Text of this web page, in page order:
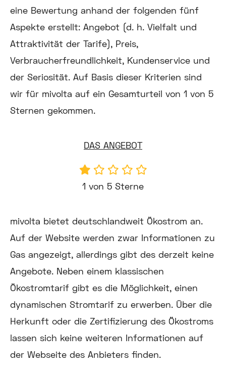
eine Bewertung anhand der folgenden fünf
Aspekte erstellt: Angebot (d. h. Vielfalt und
Attraktivität der Tarife), Preis,
Verbraucherfreundlichkeit, Kundenservice und
der Seriosität. Auf Basis dieser Kriterien sind
wir für mivolta auf ein Gesamturteil von 1 von 5
Sternen gekommen.
DAS ANGEBOT
1 von 5 Sterne
mivolta bietet deutschlandweit Ökostrom an.
Auf der Website werden zwar Informationen zu
Gas angezeigt, allerdings gibt des derzeit keine
Angebote. Neben einem klassischen
Ökostromtarif gibt es die Möglichkeit, einen
dynamischen Stromtarif zu erwerben. Über die
Herkunft oder die Zertifizierung des Ökostroms
lassen sich keine weiteren Informationen auf
der Webseite des Anbieters finden.